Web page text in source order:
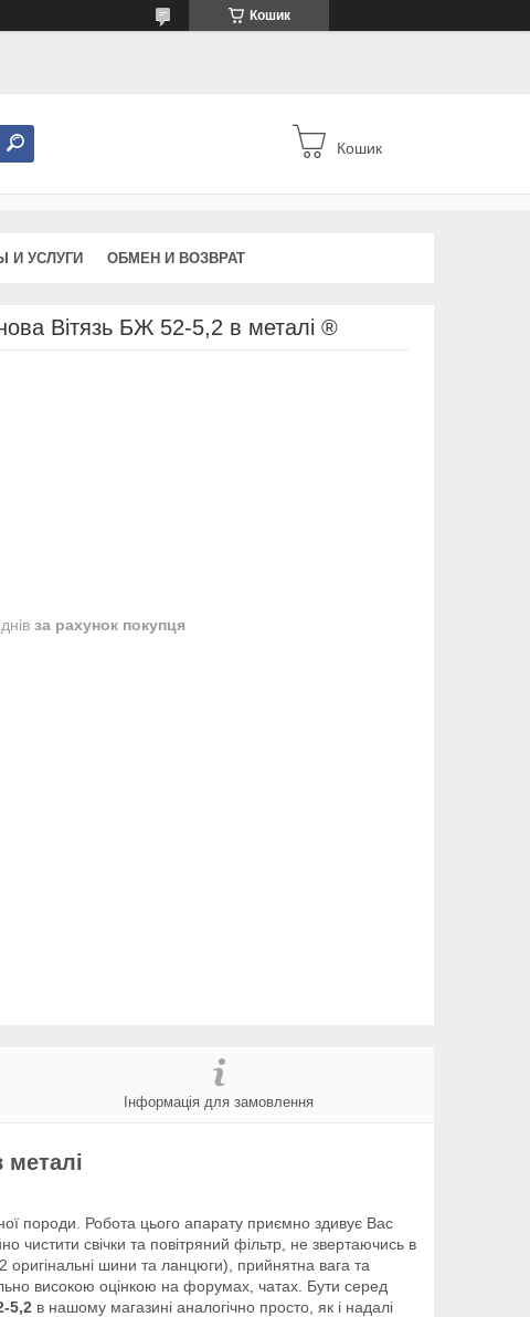
Кошик
Кошик
И УСЛУГИ ОБМЕН И ВОЗВРАТ
Вітязь БЖ 52-5,2 в металі ®
за рахунок покупця
Інформація для замовлення
породи. Робота цього апарату приємно здивує Вас
чистити свічки та повітряний фільтр, не звертаючись в
шини та ланцюги), прийнятна вага та
високою оцінкою на форумах, чатах. Бути серед
5,2 в нашому магазині аналогічно просто, як і надалі